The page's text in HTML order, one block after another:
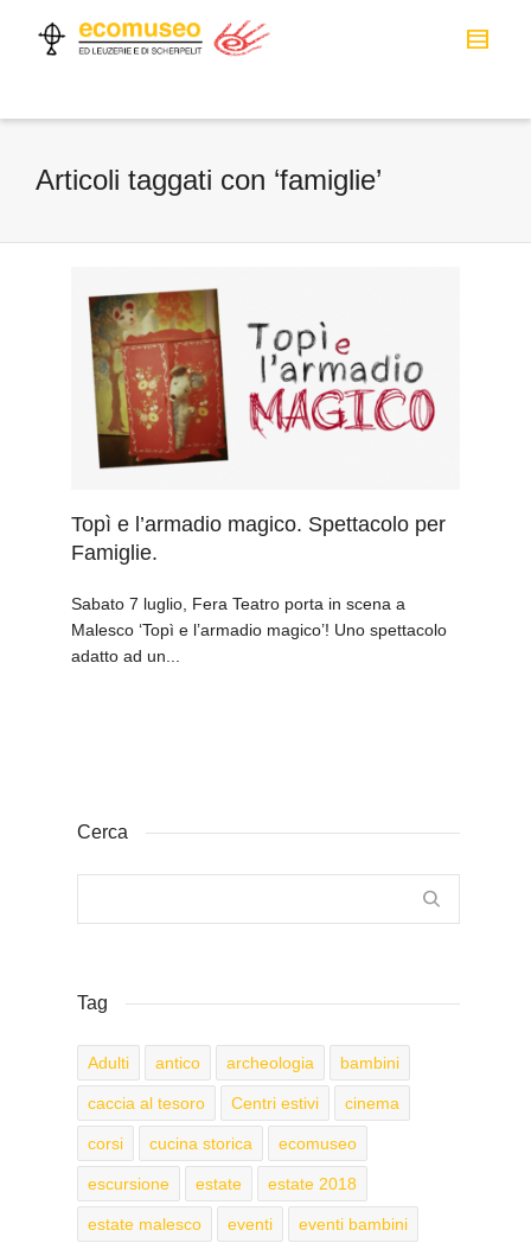
Articoli taggati con ‘famiglie’
Topì e l’armadio magico. Spettacolo per
Famiglie.
Sabato 7 luglio, Fera Teatro porta in scena a
Malesco ‘Topì e l’armadio magico’! Uno spettacolo
adatto ad un...
Cerca
Tag
Adulti antico archeologia bambini
caccia al tesoro Centri estivi cinema
corsi cucina storica ecomuseo
escursione estate estate 2018
estate malesco eventi eventi bambini